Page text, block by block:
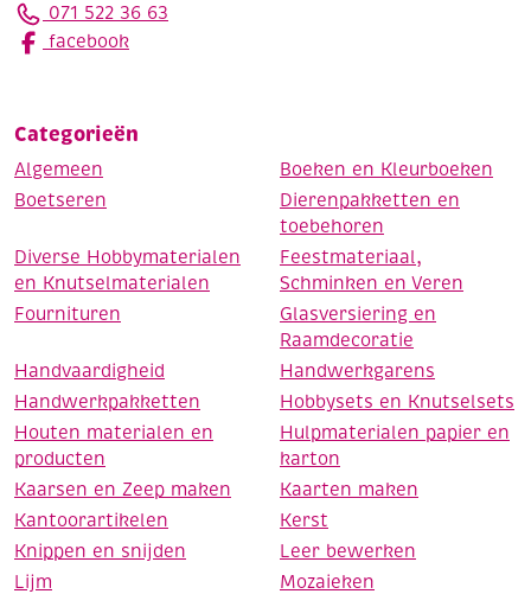
071 522 36 63
facebook
Categorieën
Algemeen
Boeken en Kleurboeken
Boetseren
Dierenpakketten en
toebehoren
Diverse Hobbymaterialen
en Knutselmaterialen
Feestmateriaal,
Schminken en Veren
Fournituren
Glasversiering en
Raamdecoratie
Handvaardigheid
Handwerkgarens
Handwerkpakketten
Hobbysets en Knutselsets
Houten materialen en
producten
Hulpmaterialen papier en
karton
Kaarsen en Zeep maken
Kaarten maken
Kantoorartikelen
Kerst
Knippen en snijden
Leer bewerken
Lijm
Mozaieken